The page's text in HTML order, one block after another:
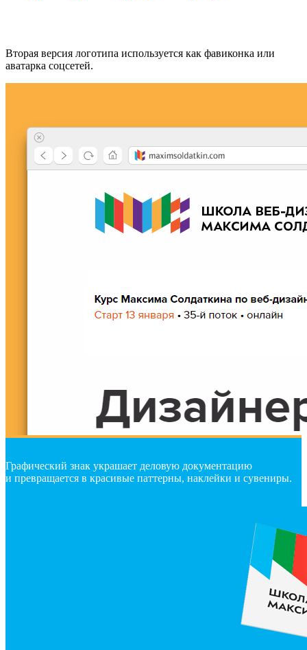
Вторая версия логотипа используется как фавиконка или
аватарка соцсетей.
Графический знак украшает деловую документацию
и превращается в красивые паттерны, наклейки и сувениры.